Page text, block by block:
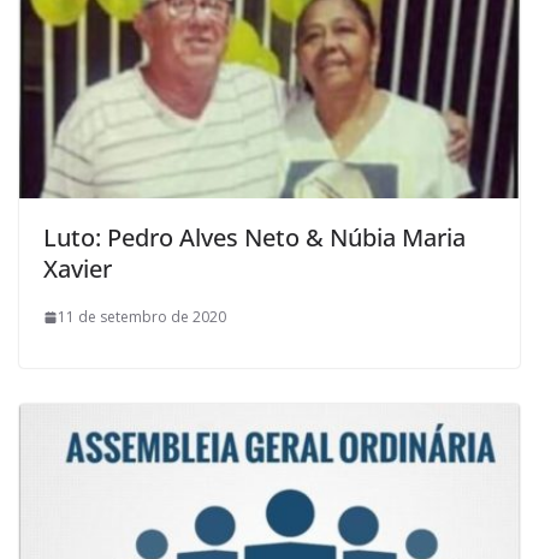
Luto: Pedro Alves Neto & Núbia Maria
Xavier
11 de setembro de 2020